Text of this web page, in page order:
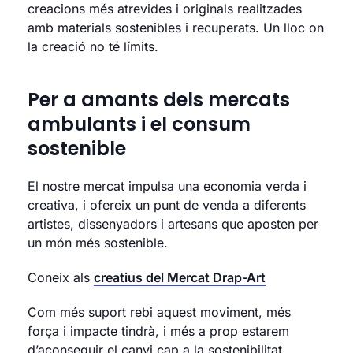
creacions més atrevides i originals realitzades
amb materials sostenibles i recuperats. Un lloc on
la creació no té límits.
Per a amants dels mercats
ambulants i el consum
sostenible
El nostre mercat impulsa una economia verda i
creativa, i ofereix un punt de venda a diferents
artistes, dissenyadors i artesans que aposten per
un món més sostenible.
Coneix als creatius del Mercat Drap-Art
Com més suport rebi aquest moviment, més
força i impacte tindrà, i més a prop estarem
d’aconseguir el canvi cap a la sostenibilitat.